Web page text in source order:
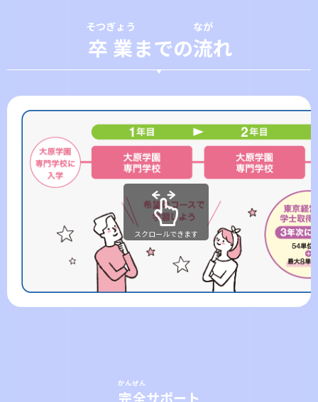
卒業
そつぎょう
までの流
なが
れ
スクロールできます
完全
かんぜん
サポート